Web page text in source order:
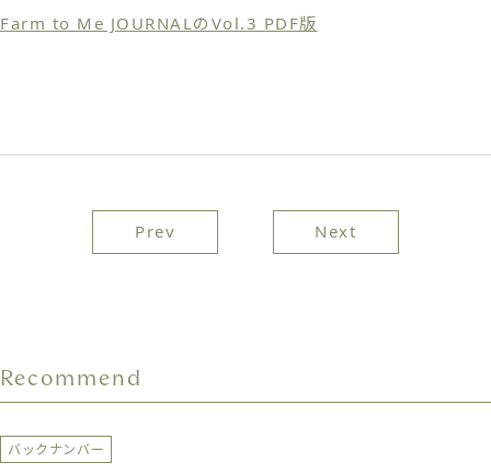
Farm to Me JOURNALのVol.3 PDF版
ビ
ゲ
ー
Prev Next
Recommend
バックナンバー